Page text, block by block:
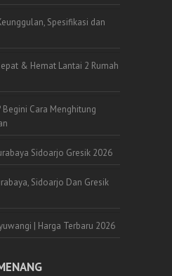
Spesifikasi dan
& Hemat Lantai 2 Rumah
Begini Cara Menghitung
Sidoarjo Gresik 2026
Sidoarjo Dan Gresik
| Harga Terbaru 2026